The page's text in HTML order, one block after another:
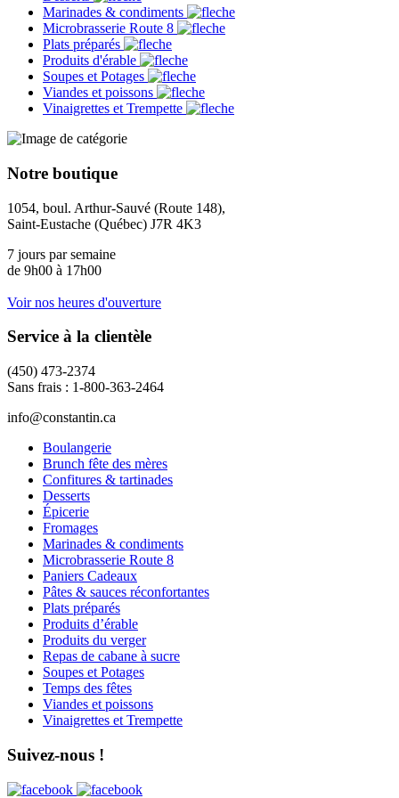
Marinades & condiments
Microbrasserie Route 8
Plats préparés
Produits d'érable
Soupes et Potages
Viandes et poissons
Vinaigrettes et Trempette
Notre boutique
1054, boul. Arthur-Sauvé (Route 148),
Saint-Eustache (Québec) J7R 4K3
7 jours par semaine
de 9h00 à 17h00
Voir nos heures d'ouverture
Service à la clientèle
(450) 473-2374
Sans frais : 1-800-363-2464
info@constantin.ca
Boulangerie
Brunch fête des mères
Confitures & tartinades
Desserts
Épicerie
Fromages
Marinades & condiments
Microbrasserie Route 8
Paniers Cadeaux
Pâtes & sauces réconfortantes
Plats préparés
Produits d’érable
Produits du verger
Repas de cabane à sucre
Soupes et Potages
Temps des fêtes
Viandes et poissons
Vinaigrettes et Trempette
Suivez-nous !